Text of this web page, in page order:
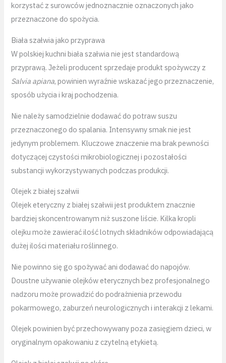
korzystać z surowców jednoznacznie oznaczonych jako
przeznaczone do spożycia.
Biała szałwia jako przyprawa
W polskiej kuchni biała szałwia nie jest standardową
przyprawą. Jeżeli producent sprzedaje produkt spożywczy z
Salvia apiana, powinien wyraźnie wskazać jego przeznaczenie,
sposób użycia i kraj pochodzenia.
Nie należy samodzielnie dodawać do potraw suszu
przeznaczonego do spalania. Intensywny smak nie jest
jedynym problemem. Kluczowe znaczenie ma brak pewności
dotyczącej czystości mikrobiologicznej i pozostałości
substancji wykorzystywanych podczas produkcji.
Olejek z białej szałwii
Olejek eteryczny z białej szałwii jest produktem znacznie
bardziej skoncentrowanym niż suszone liście. Kilka kropli
olejku może zawierać ilość lotnych składników odpowiadającą
dużej ilości materiału roślinnego.
Nie powinno się go spożywać ani dodawać do napojów.
Doustne używanie olejków eterycznych bez profesjonalnego
nadzoru może prowadzić do podrażnienia przewodu
pokarmowego, zaburzeń neurologicznych i interakcji z lekami.
Olejek powinien być przechowywany poza zasięgiem dzieci, w
oryginalnym opakowaniu z czytelną etykietą.